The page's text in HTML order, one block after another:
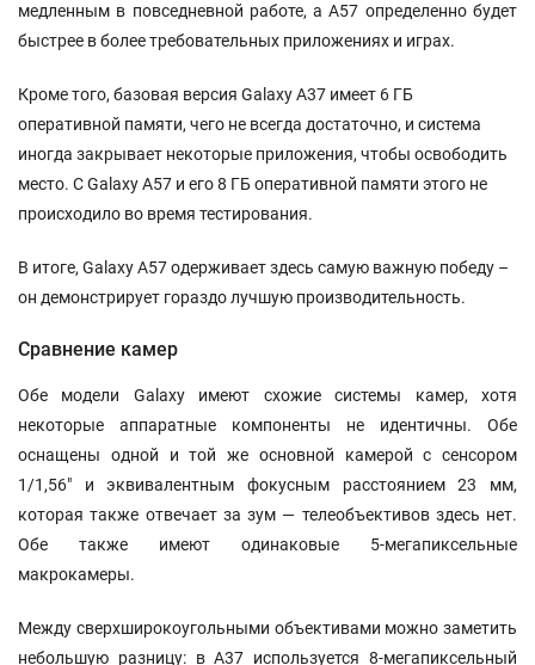
медленным в повседневной работе, а A57 определенно будет
быстрее в более требовательных приложениях и играх.
Кроме того, базовая версия Galaxy A37 имеет 6 ГБ
оперативной памяти, чего не всегда достаточно, и система
иногда закрывает некоторые приложения, чтобы освободить
место. С Galaxy A57 и его 8 ГБ оперативной памяти этого не
происходило во время тестирования.
В итоге, Galaxy A57 одерживает здесь самую важную победу –
он демонстрирует гораздо лучшую производительность.
Сравнение камер
Обе модели Galaxy имеют схожие системы камер, хотя
некоторые аппаратные компоненты не идентичны. Обе
оснащены одной и той же основной камерой с сенсором
1/1,56" и эквивалентным фокусным расстоянием 23 мм,
которая также отвечает за зум — телеобъективов здесь нет.
Обе также имеют одинаковые 5-мегапиксельные
макрокамеры.
Между сверхширокоугольными объективами можно заметить
небольшую разницу: в A37 используется 8-мегапиксельный